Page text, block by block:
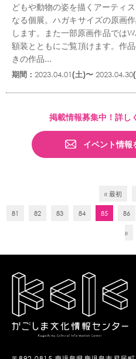
どもや動物の姿を描くアーティ
なる個展。ハガキサイズの原画
します。また一部原画作品では
額装とともにご覧頂けます。作
きの作品...
期間： 2023.04.01(土)〜 2023.04.30
掲載情報募集中！詳し
イベント情報
« 最初
81 82 83 84 85 86
»